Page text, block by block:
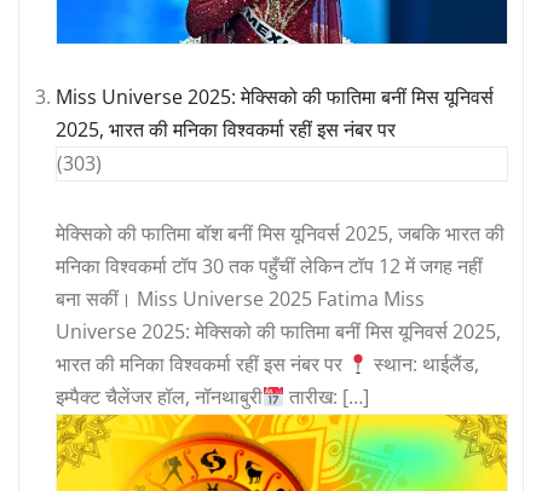
Miss Universe 2025: मेक्सिको की फातिमा बनीं मिस यूनिवर्स
2025, भारत की मनिका विश्वकर्मा रहीं इस नंबर पर
(303)
मेक्सिको की फातिमा बॉश बनीं मिस यूनिवर्स 2025, जबकि भारत की
मनिका विश्वकर्मा टॉप 30 तक पहुँचीं लेकिन टॉप 12 में जगह नहीं
बना सकीं। Miss Universe 2025 Fatima Miss
Universe 2025: मेक्सिको की फातिमा बनीं मिस यूनिवर्स 2025,
भारत की मनिका विश्वकर्मा रहीं इस नंबर पर
स्थान: थाईलैंड,
इम्पैक्ट चैलेंजर हॉल, नॉनथाबुरी
तारीख: […]